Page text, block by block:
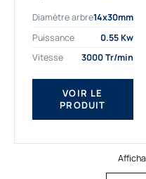
vos applications les
plus exigeantes.
triphasé 0.55
kw Gamak...
Diamètre arbre14x30mm
Puissance
0.55 Kw
Vitesse
3000 Tr/min
VOIR LE
PRODUIT